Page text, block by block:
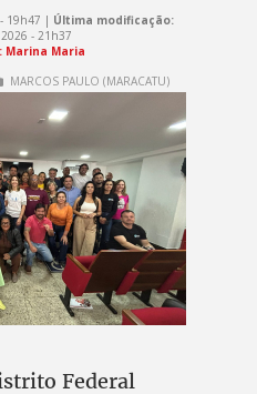
19h47 | Última modificação:
- 21h37
Marina Maria
MARCOS PAULO (MARACATU)
Federal